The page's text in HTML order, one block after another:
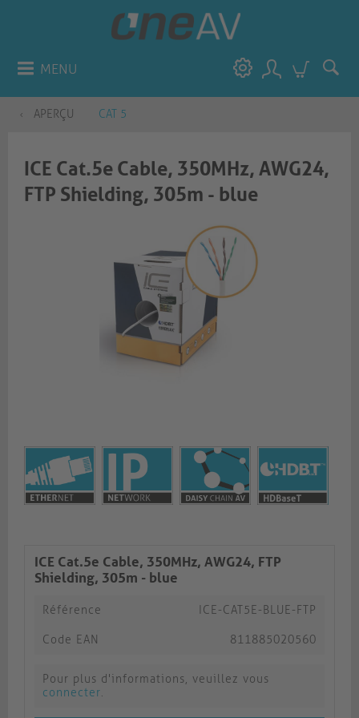
MENU
APERÇU CAT 5
ICE Cat.5e Cable, 350MHz, AWG24,
FTP Shielding, 305m - blue
ICE Cat.5e Cable, 350MHz, AWG24, FTP
Shielding, 305m - blue
Référence ICE-CAT5E-BLUE-FTP
Code EAN 811885020560
Pour plus d'informations, veuillez vous
connecter.